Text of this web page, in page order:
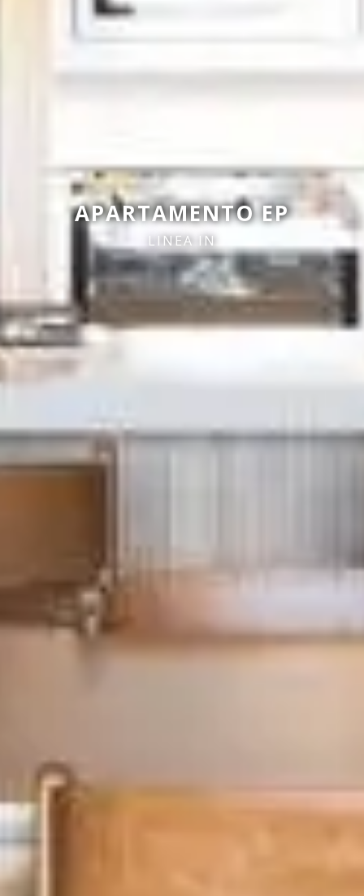
APARTAMENTO EP
LINEA IN